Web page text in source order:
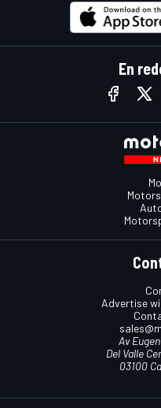
En
Advertise
Av
Del Valle
03100